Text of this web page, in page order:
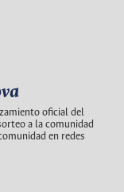
oficial del
a la comunidad
en redes